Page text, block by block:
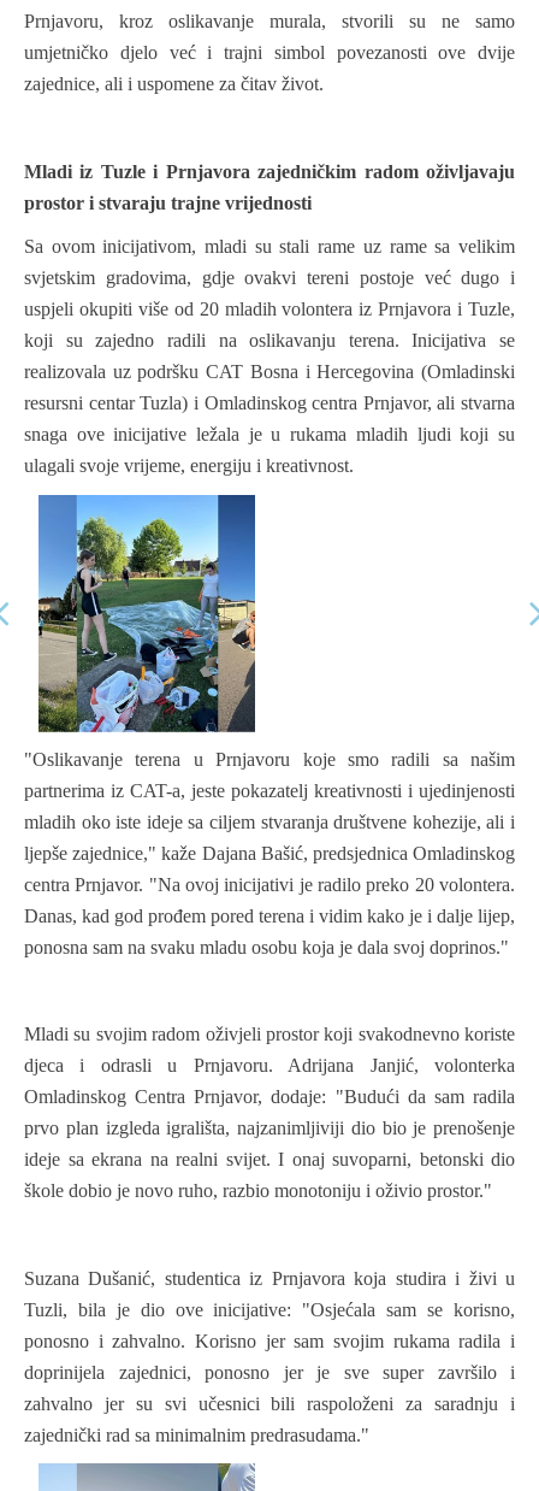
Prnjavoru, kroz oslikavanje murala, stvorili su ne samo
umjetničko djelo već i trajni simbol povezanosti ove dvije
zajednice, ali i uspomene za čitav život.
Mladi iz Tuzle i Prnjavora zajedničkim radom oživljavaju
prostor i stvaraju trajne vrijednosti
Sa ovom inicijativom, mladi su stali rame uz rame sa velikim
svjetskim gradovima, gdje ovakvi tereni postoje već dugo i
uspjeli okupiti više od 20 mladih volontera iz Prnjavora i Tuzle,
koji su zajedno radili na oslikavanju terena. Inicijativa se
realizovala uz podršku CAT Bosna i Hercegovina (Omladinski
resursni centar Tuzla) i Omladinskog centra Prnjavor, ali stvarna
snaga ove inicijative ležala je u rukama mladih ljudi koji su
ulagali svoje vrijeme, energiju i kreativnost.
"Oslikavanje terena u Prnjavoru koje smo radili sa našim
partnerima iz CAT-a, jeste pokazatelj kreativnosti i ujedinjenosti
mladih oko iste ideje sa ciljem stvaranja društvene kohezije, ali i
ljepše zajednice," kaže Dajana Bašić, predsjednica Omladinskog
centra Prnjavor. "Na ovoj inicijativi je radilo preko 20 volontera.
Danas, kad god prođem pored terena i vidim kako je i dalje lijep,
ponosna sam na svaku mladu osobu koja je dala svoj doprinos."
Mladi su svojim radom oživjeli prostor koji svakodnevno koriste
djeca i odrasli u Prnjavoru. Adrijana Janjić, volonterka
Omladinskog Centra Prnjavor, dodaje: "Budući da sam radila
prvo plan izgleda igrališta, najzanimljiviji dio bio je prenošenje
ideje sa ekrana na realni svijet. I onaj suvoparni, betonski dio
škole dobio je novo ruho, razbio monotoniju i oživio prostor."
Suzana Dušanić, studentica iz Prnjavora koja studira i živi u
Tuzli, bila je dio ove inicijative: "Osjećala sam se korisno,
ponosno i zahvalno. Korisno jer sam svojim rukama radila i
doprinijela zajednici, ponosno jer je sve super završilo i
zahvalno jer su svi učesnici bili raspoloženi za saradnju i
zajednički rad sa minimalnim predrasudama."